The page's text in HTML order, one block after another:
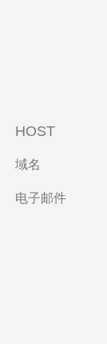
HOST
域名
电子邮件